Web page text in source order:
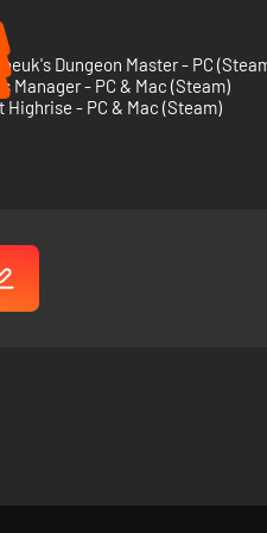
uit, en zet productielijnen op
Dungeon Master - PC
Manager - PC & Mac (Steam)
Highrise - PC & Mac (Steam)